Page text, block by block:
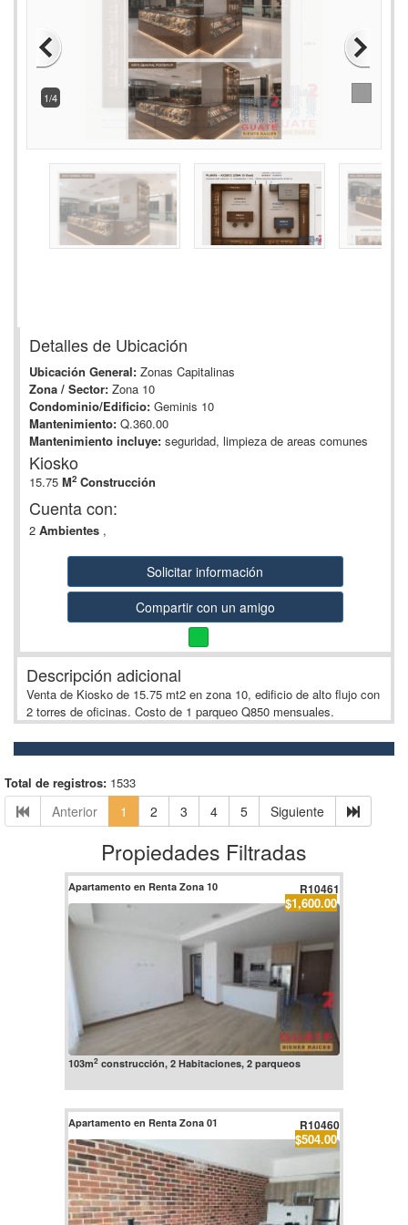
2/4
Detalles de Ubicación
Ubicación General: Zonas Capitalinas
Zona / Sector: Zona 10
Condominio/Edificio: Geminis 10
Mantenimiento: Q.360.00
Mantenimiento incluye: seguridad, limpieza de areas comunes
Kiosko
15.75 M2 Construcción
Cuenta con:
2 Ambientes ,
Solicitar información
Compartir con un amigo
Descripción adicional
Venta de Kiosko de 15.75 mt2 en zona 10, edificio de alto flujo con
2 torres de oficinas. Costo de 1 parqueo Q850 mensuales.
Total de registros: 1533
Anterior 1 2 3 4 5 Siguiente
Propiedades Filtradas
Apartamento en Renta Zona 10 R10461
$1,600.00
103m2construcción, 2 Habitaciones, 2 parqueos
Apartamento en Renta Zona 01 R10460
$504.00